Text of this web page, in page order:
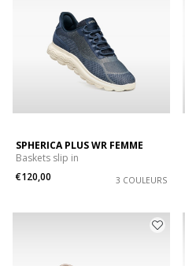
SPHERICA PLUS WR FEMME
Baskets slip in
€120,00
3 COULEURS